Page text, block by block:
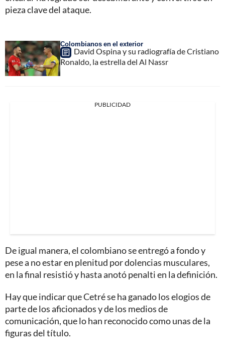
pieza clave del ataque.
Colombianos en el exterior
David Ospina y su radiografía de Cristiano
Ronaldo, la estrella del Al Nassr
PUBLICIDAD
De igual manera, el colombiano se entregó a fondo y
pese a no estar en plenitud por dolencias musculares,
en la final resistió y hasta anotó penalti en la definición.
Hay que indicar que Cetré se ha ganado los elogios de
parte de los aficionados y de los medios de
comunicación, que lo han reconocido como unas de la
figuras del título.